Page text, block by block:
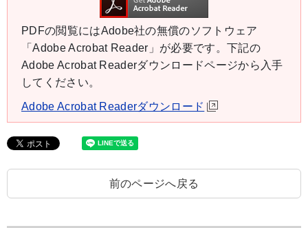
PDFの閲覧にはAdobe社の無償のソフトウェア
「Adobe Acrobat Reader」が必要です。下記の
Adobe Acrobat Readerダウンロードページから入手
してください。
Adobe Acrobat Readerダウンロード
前のページへ戻る